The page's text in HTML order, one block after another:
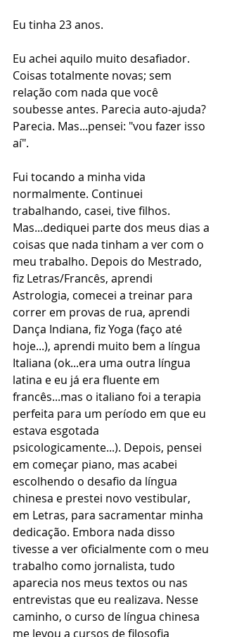
Eu tinha 23 anos.
Eu achei aquilo muito desafiador.
Coisas totalmente novas; sem
relação com nada que você
soubesse antes. Parecia auto-ajuda?
Parecia. Mas...pensei: "vou fazer isso
aí".
Fui tocando a minha vida
normalmente. Continuei
trabalhando, casei, tive filhos.
Mas...dediquei parte dos meus dias a
coisas que nada tinham a ver com o
meu trabalho. Depois do Mestrado,
fiz Letras/Francês, aprendi
Astrologia, comecei a treinar para
correr em provas de rua, aprendi
Dança Indiana, fiz Yoga (faço até
hoje...), aprendi muito bem a língua
Italiana (ok...era uma outra língua
latina e eu já era fluente em
francês...mas o italiano foi a terapia
perfeita para um período em que eu
estava esgotada
psicologicamente...). Depois, pensei
em começar piano, mas acabei
escolhendo o desafio da língua
chinesa e prestei novo vestibular,
em Letras, para sacramentar minha
dedicação. Embora nada disso
tivesse a ver oficialmente com o meu
trabalho como jornalista, tudo
aparecia nos meus textos ou nas
entrevistas que eu realizava. Nesse
caminho, o curso de língua chinesa
me levou a cursos de filosofia